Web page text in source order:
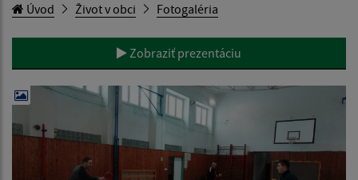
Úvod Život v obci Fotogaléria
Zobraziť prezentáciu